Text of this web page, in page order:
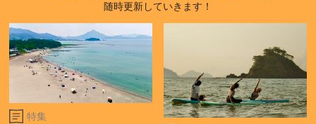
随時更新していきます！
特集